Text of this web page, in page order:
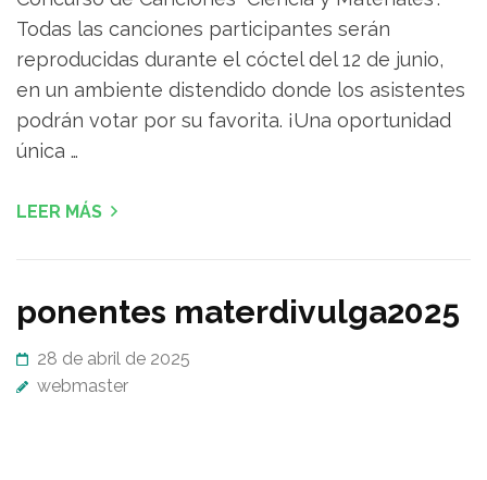
Todas las canciones participantes serán
reproducidas durante el cóctel del 12 de junio,
en un ambiente distendido donde los asistentes
podrán votar por su favorita. ¡Una oportunidad
única …
LEER MÁS
ponentes materdivulga2025
28 de abril de 2025
webmaster